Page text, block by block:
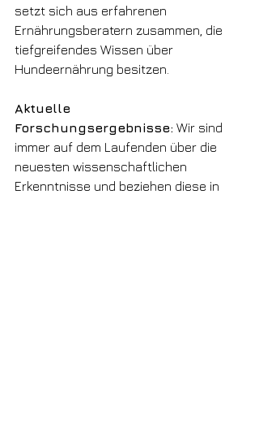
setzt sich aus erfahrenen
Ernährungsberatern zusammen, die
tiefgreifendes Wissen über
Hundeernährung besitzen.
Aktuelle
Forschungsergebnisse: Wir sind
immer auf dem Laufenden über die
neuesten wissenschaftlichen
Erkenntnisse und beziehen diese in